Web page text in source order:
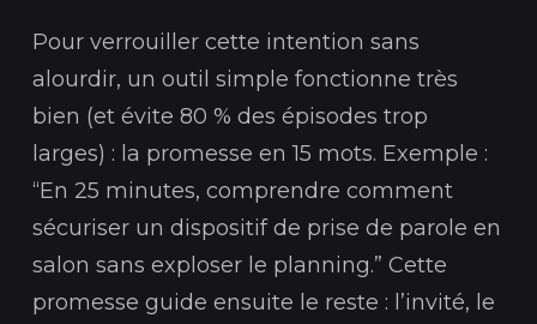
Pour verrouiller cette intention sans
alourdir, un outil simple fonctionne très
bien (et évite 80 % des épisodes trop
larges) : la promesse en 15 mots. Exemple :
“En 25 minutes, comprendre comment
sécuriser un dispositif de prise de parole en
salon sans exploser le planning.” Cette
promesse guide ensuite le reste : l’invité, le